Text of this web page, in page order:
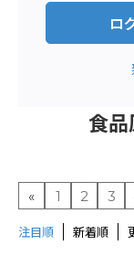
ロ
食品
« 1 2 3
注目順 新着順